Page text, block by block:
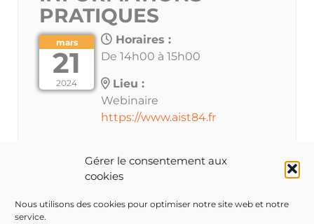
Gérer le consentement aux
cookies
Nous utilisons des cookies pour optimiser notre site web et notre
service.
PRATIQUES
mars
21
2024
Horaires :
De 14h00 à 15h00
Lieu :
Webinaire
https://www.aist84.fr
Les inscriptions à cet évènement sont clôturées.